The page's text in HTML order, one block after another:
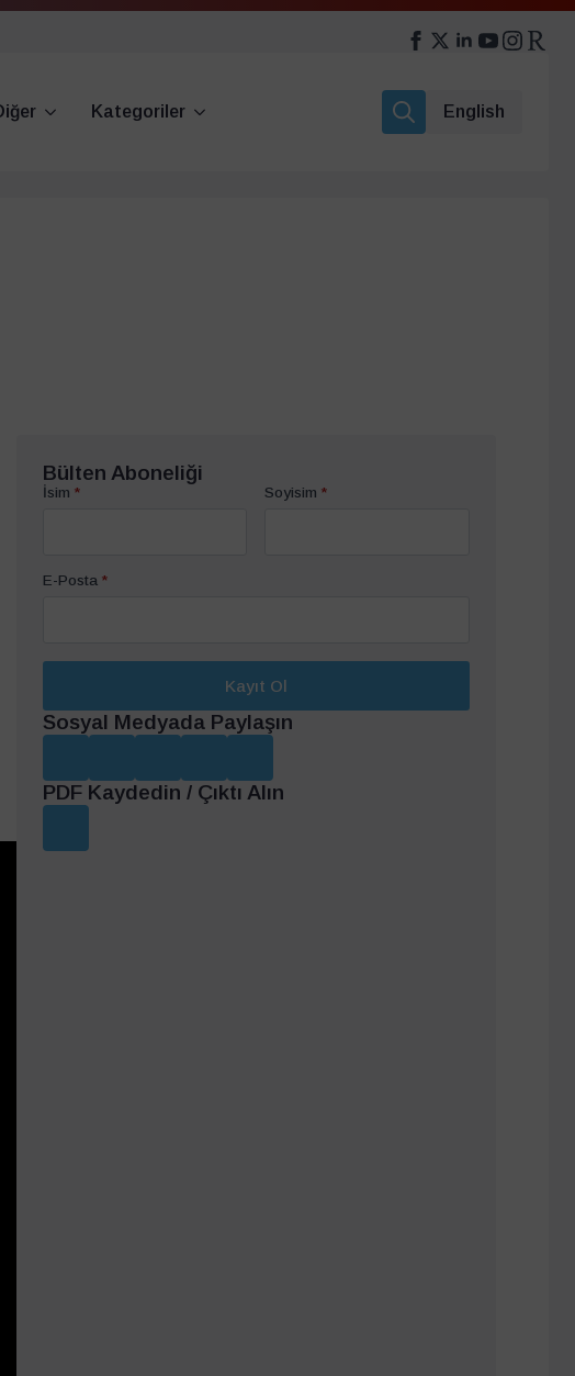
Kategoriler
English
Bülten Aboneliği
İsim * Soyisim *
E-Posta *
Kayıt Ol
Sosyal Medyada Paylaşın
PDF Kaydedin / Çıktı Alın